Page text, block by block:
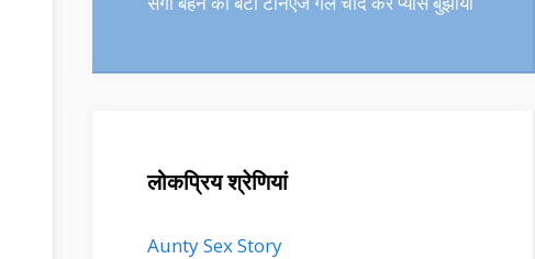
लोकप्रिय श्रेणियां
Aunty Sex Story